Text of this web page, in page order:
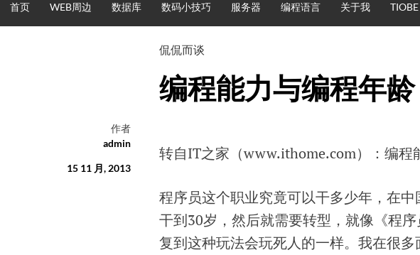
首页 WEB周边 数据库 数码小技巧 服务器 编程语言 关于我
侃侃而谈
编程能力与编程年龄
作者
admin
15 11 月, 2013
转自IT之家 （www.ithome.com）：编程
程序员这个职业究竟可以干多少年，在
干到30岁，然后就需要转型，就像《程
复到这种玩法会玩死人的一样。我在很